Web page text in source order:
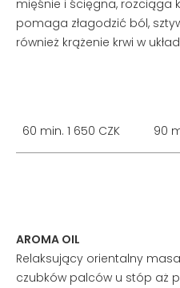
mięśnie i ścięgna, rozciąga
pomaga złagodzić ból,
również krążenie krwi w
60 min. 1 650 CZK 90
AROMA OIL
Relaksujący orientalny
czubków palców u stóp aż